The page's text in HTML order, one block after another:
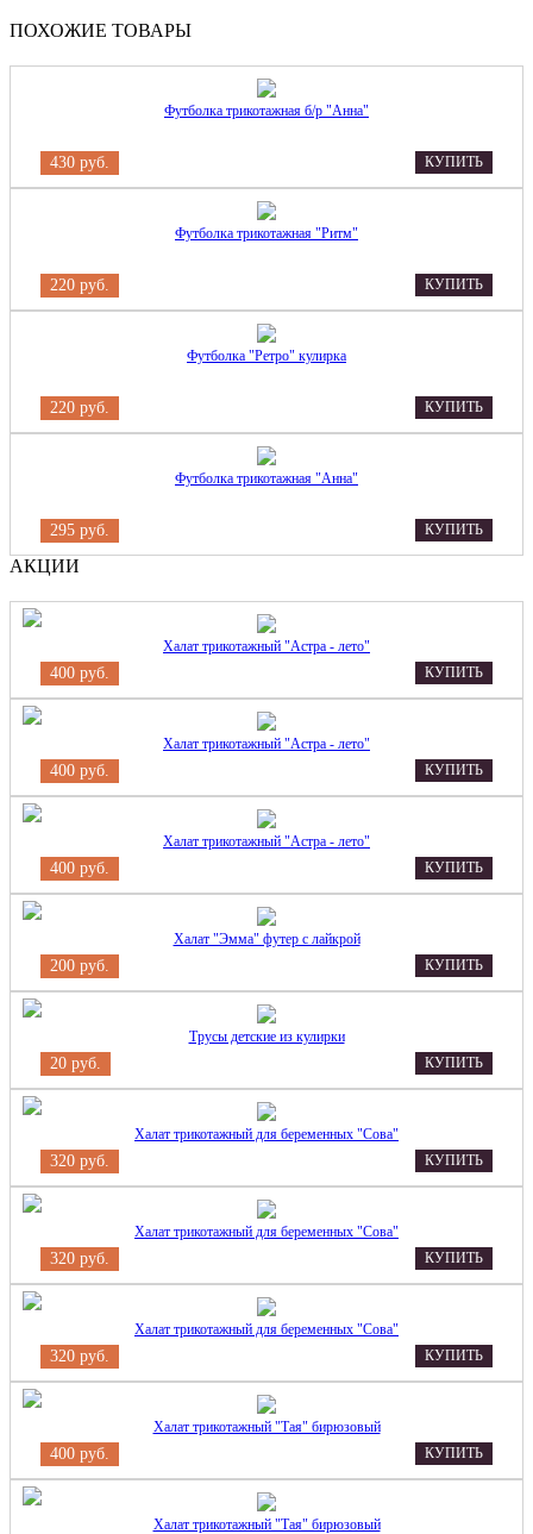
ПОХОЖИЕ ТОВАРЫ
Футболка трикотажная б/р "Анна"
430 руб. КУПИТЬ
Футболка трикотажная "Ритм"
220 руб. КУПИТЬ
Футболка "Ретро" кулирка
220 руб. КУПИТЬ
Футболка трикотажная "Анна"
295 руб. КУПИТЬ
АКЦИИ
Халат трикотажный "Астра - лето"
400 руб. КУПИТЬ
Халат трикотажный "Астра - лето"
400 руб. КУПИТЬ
Халат трикотажный "Астра - лето"
400 руб. КУПИТЬ
Халат "Эмма" футер с лайкрой
200 руб. КУПИТЬ
Трусы детские из кулирки
20 руб. КУПИТЬ
Халат трикотажный для беременных "Сова"
320 руб. КУПИТЬ
Халат трикотажный для беременных "Сова"
320 руб. КУПИТЬ
Халат трикотажный для беременных "Сова"
320 руб. КУПИТЬ
Халат трикотажный "Тая" бирюзовый
400 руб. КУПИТЬ
Халат трикотажный "Тая" бирюзовый